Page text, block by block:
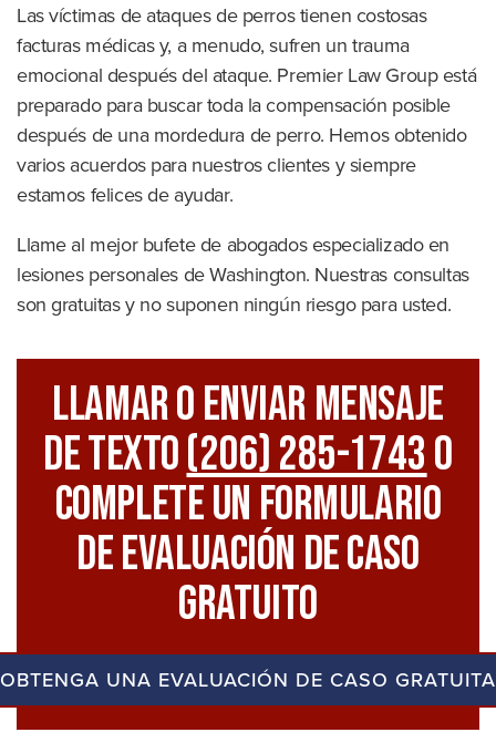
Las víctimas de ataques de perros tienen costosas
facturas médicas y, a menudo, sufren un trauma
emocional después del ataque. Premier Law Group está
preparado para buscar toda la compensación posible
después de una mordedura de perro. Hemos obtenido
varios acuerdos para nuestros clientes y siempre
estamos felices de ayudar.
Llame al mejor bufete de abogados especializado en
lesiones personales de Washington. Nuestras consultas
son gratuitas y no suponen ningún riesgo para usted.
Llamar O Enviar Mensaje
De Texto(206) 285-1743O
Complete Un Formulario
De Evaluación De Caso
Gratuito
OBTENGA UNA EVALUACIÓN DE CASO GRATUITA